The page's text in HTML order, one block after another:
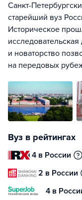
Санкт-
старейший вуз
Историческое
исследовательская
и новаторство
на передовых
Вуз в рейтингах
4 в России
2 в России
4 в